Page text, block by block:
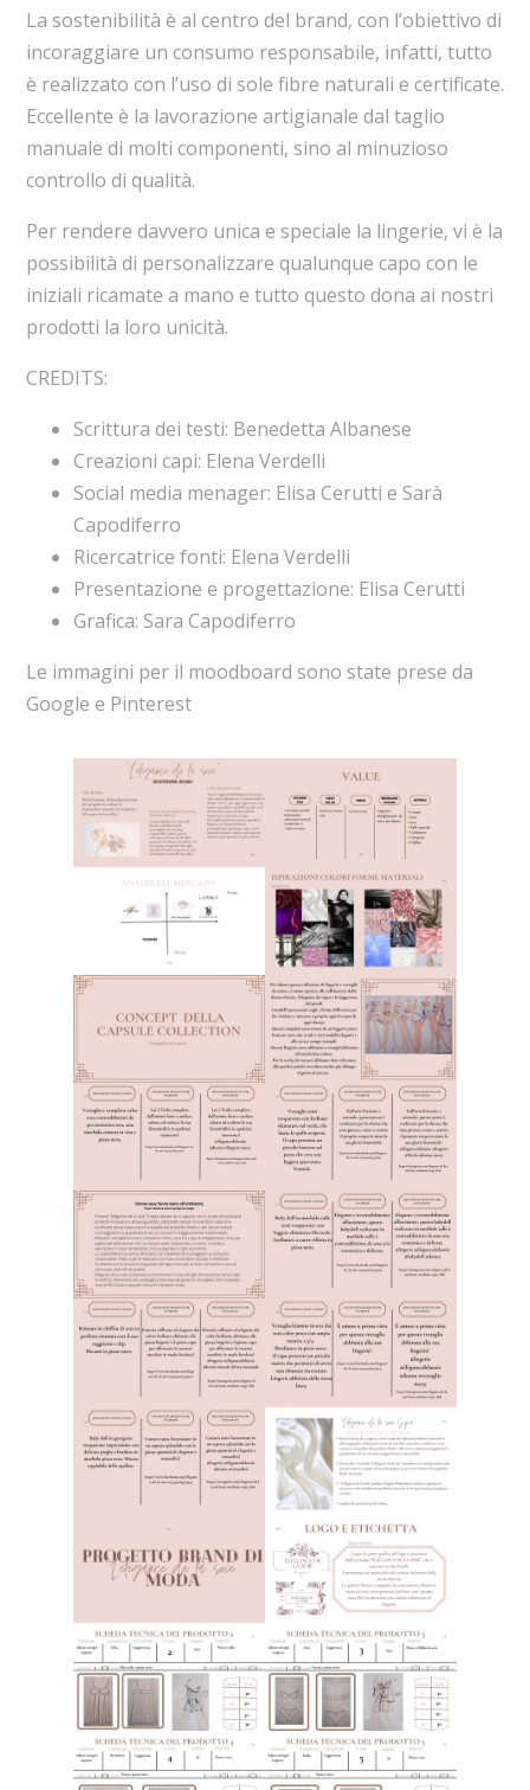
La sostenibilità è al centro del brand, con l’obiettivo di
incoraggiare un consumo responsabile, infatti, tutto
è realizzato con l’uso di sole fibre naturali e certificate.
Eccellente è la lavorazione artigianale dal taglio
manuale di molti componenti, sino al minuzioso
controllo di qualità.
Per rendere davvero unica e speciale la lingerie, vi è la
possibilità di personalizzare qualunque capo con le
iniziali ricamate a mano e tutto questo dona ai nostri
prodotti la loro unicità.
CREDITS:
Scrittura dei testi: Benedetta Albanese
Creazioni capi: Elena Verdelli
Social media menager: Elisa Cerutti e Sarà
Capodiferro
Ricercatrice fonti: Elena Verdelli
Presentazione e progettazione: Elisa Cerutti
Grafica: Sara Capodiferro
Le immagini per il moodboard sono state prese da
Google e Pinterest